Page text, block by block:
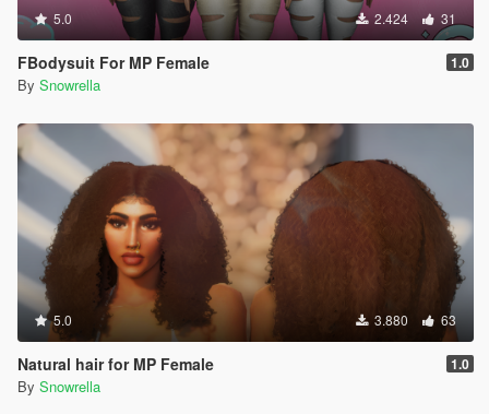
5.0 2.424 31
FBodysuit For MP Female 1.0
By Snowrella
5.0 3.880 63
Natural hair for MP Female 1.0
By Snowrella